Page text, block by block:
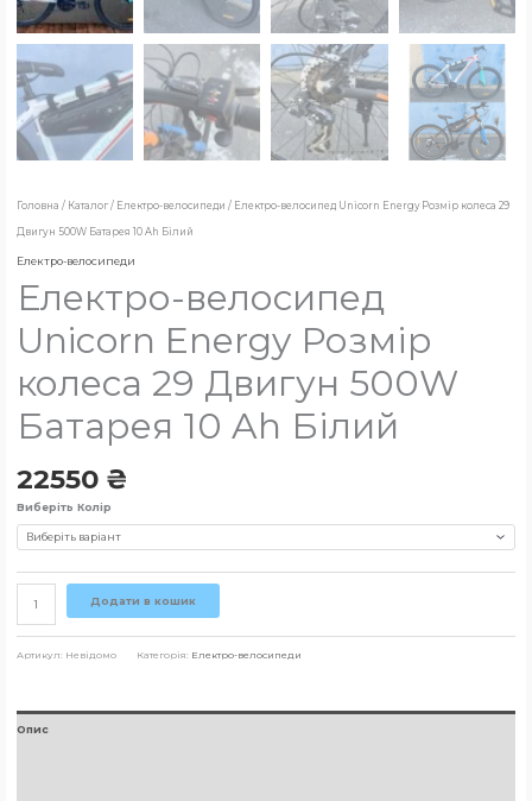
Головна / Каталог/ Електро-велосипеди / Електро-велосипед Unicorn Energy Розмір колеса 29
Двигун 500W Батарея 10 Ah Білий
Електро-велосипеди
Електро-велосипед
Unicorn Energy Розмір
колеса 29 Двигун 500W
Батарея 10 Ah Білий
22550 ₴
Виберіть Колір
Додати в кошик
Артикул: Невідомо Категорія: Електро-велосипеди
Опис